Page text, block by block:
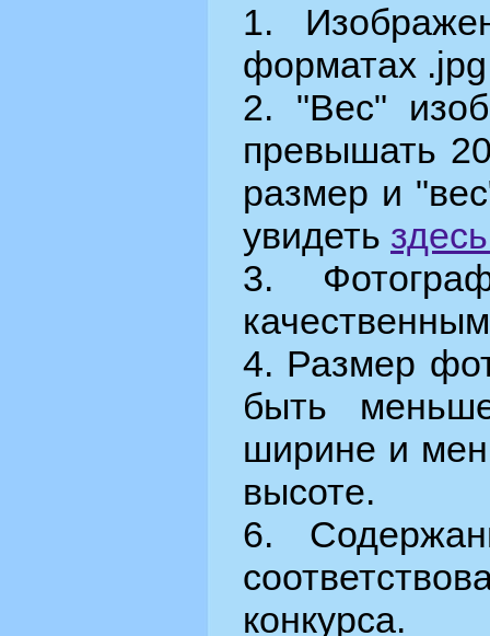
1.
форматах
2. "Вес"
превышать
размер и
увидеть
3.
4. Размер
быть
ширине и
высоте.
6.
конкурса.